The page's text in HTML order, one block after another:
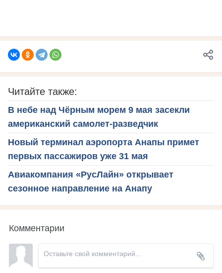
Читайте также:
В небе над Чёрным морем 9 мая засекли
американский самолет-разведчик
Новый терминал аэропорта Анапы примет
первых пассажиров уже 31 мая
Авиакомпания «РусЛайн» открывает
сезонное направление на Анапу
Комментарии